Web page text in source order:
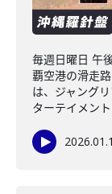
毎週日曜日 午
覇空港の滑走
は、ジャング
ターテイメン